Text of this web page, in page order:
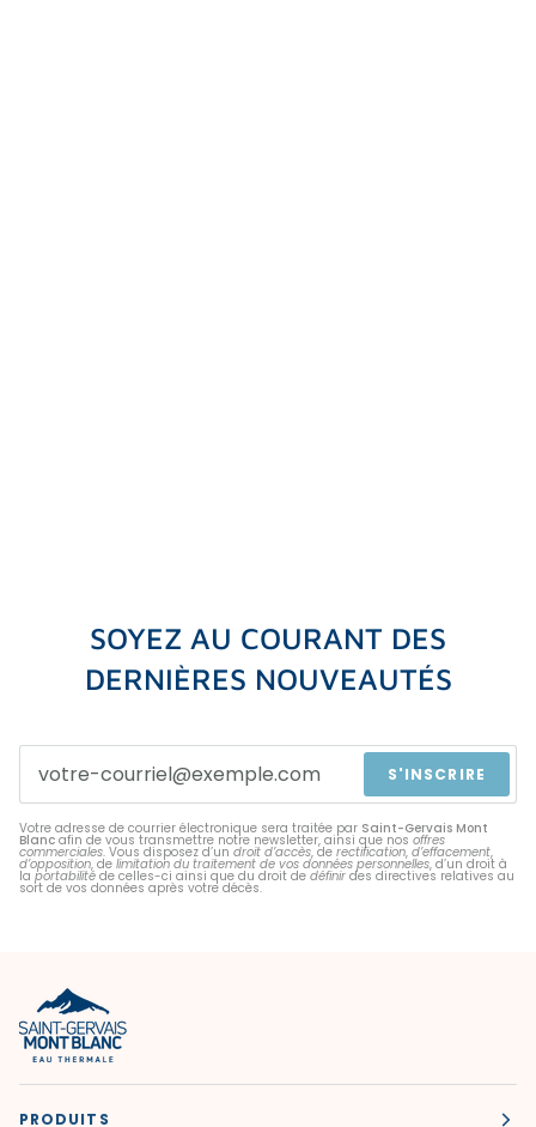
SOYEZ AU COURANT DES
DERNIÈRES NOUVEAUTÉS
S'INSCRIRE
Votre adresse de courrier électronique sera traitée par Saint-Gervais Mont
Blanc afin de vous transmettre notre newsletter, ainsi que nos offres
commerciales. Vous disposez d’un droit d’accès, de rectification, d’effacement,
d’opposition, de limitation du traitement de vos données personnelles, d’un droit à
la portabilité de celles-ci ainsi que du droit de définir des directives relatives au
sort de vos données après votre décès.
PRODUITS